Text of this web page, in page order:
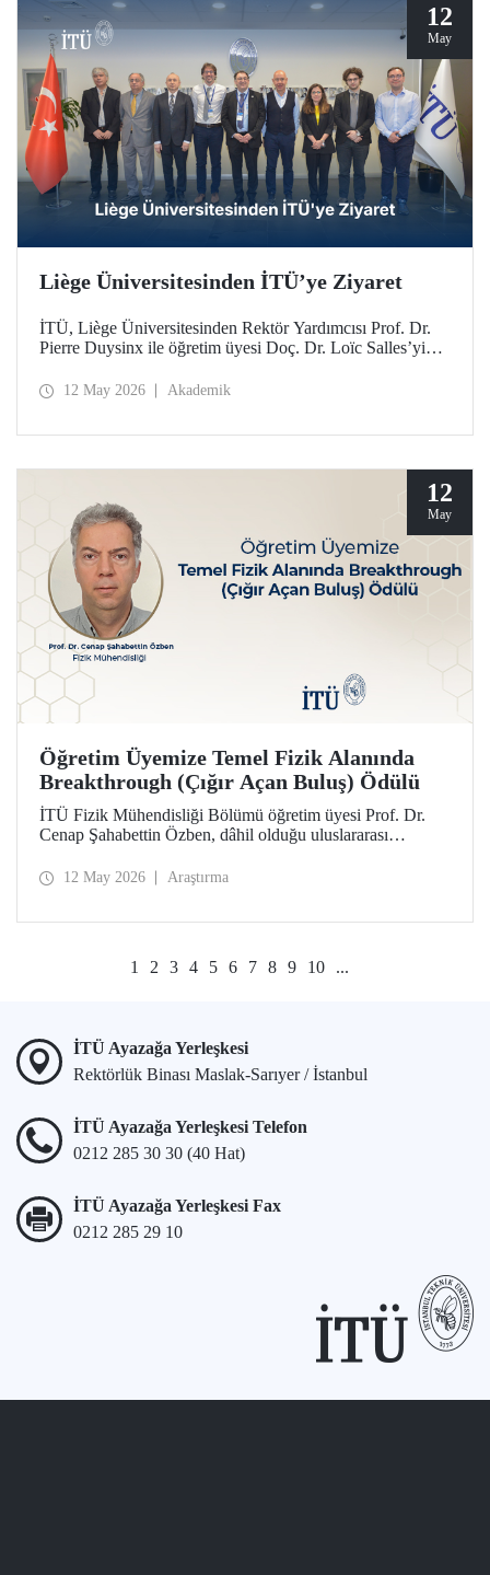
12
May
Liège Üniversitesinden İTÜ’ye Ziyaret
İTÜ, Liège Üniversitesinden Rektör Yardımcısı Prof. Dr.
Pierre Duysinx ile öğretim üyesi Doç. Dr. Loïc Salles’yi
Ekonomik Misyon kapsamında gerçekleşti.
12 May 2026 Akademik
12
May
Öğretim Üyemize Temel Fizik Alanında
Breakthrough (Çığır Açan Buluş) Ödülü
İTÜ Fizik Mühendisliği Bölümü öğretim üyesi Prof. Dr.
Cenap Şahabettin Özben, dâhil olduğu uluslararası
Breakthrough (Çığır Açan Buluş) Ödülü’ne layık görüldü.
12 May 2026 Araştırma
1 2 3 4 5 6 7 8 9 10 ...
İTÜ Ayazağa Yerleşkesi
Rektörlük Binası Maslak-Sarıyer / İstanbul
İTÜ Ayazağa Yerleşkesi Telefon
0212 285 30 30 (40 Hat)
İTÜ Ayazağa Yerleşkesi Fax
0212 285 29 10